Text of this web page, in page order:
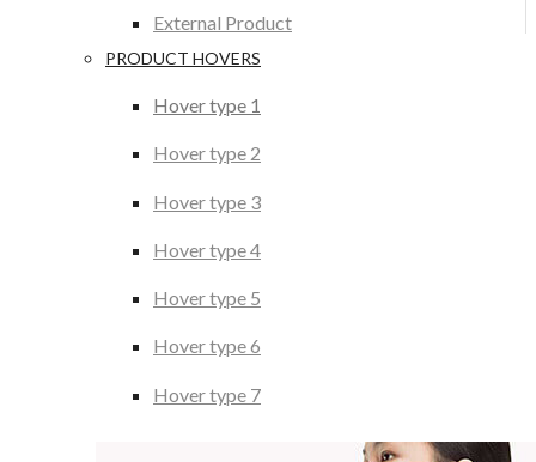
External Product
PRODUCT HOVERS
Hover type 1
Hover type 2
Hover type 3
Hover type 4
Hover type 5
Hover type 6
Hover type 7